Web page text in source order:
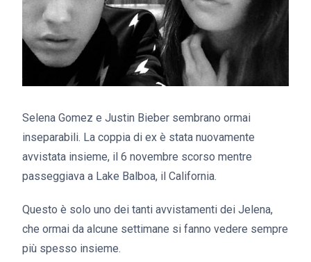
Selena Gomez e Justin Bieber sembrano ormai
inseparabili. La coppia di ex è stata nuovamente
avvistata insieme, il 6 novembre scorso mentre
passeggiava a Lake Balboa, il California.
Questo è solo uno dei tanti avvistamenti dei Jelena,
che ormai da alcune settimane si fanno vedere sempre
più spesso insieme.